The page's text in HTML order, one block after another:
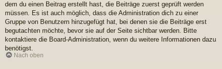
dem du einen Beitrag erstellt hast, die Beiträge zuerst geprüft werden
müssen. Es ist auch möglich, dass die Administration dich zu einer
Gruppe von Benutzern hinzugefügt hat, bei denen sie die Beiträge erst
begutachten möchte, bevor sie auf der Seite sichtbar werden. Bitte
kontaktiere die Board-Administration, wenn du weitere Informationen dazu
benötigst.
Nach oben